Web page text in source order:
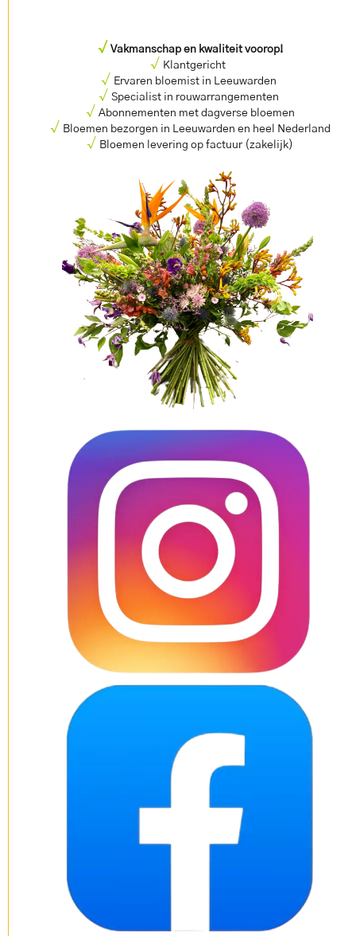
√ Vakmanschap en kwaliteit voorop!
√ Klantgericht
√ Ervaren bloemist in Leeuwarden
√ Specialist in rouwarrangementen
√ Abonnementen met dagverse bloemen
√ Bloemen bezorgen in Leeuwarden en heel Nederland
√ Bloemen levering op factuur (zakelijk)